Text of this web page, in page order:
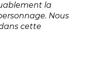
la
Nous
cette